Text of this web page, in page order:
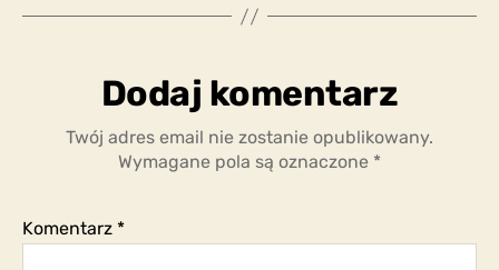
Dodaj komentarz
Twój adres email nie zostanie opublikowany.
Wymagane pola są oznaczone *
Komentarz *